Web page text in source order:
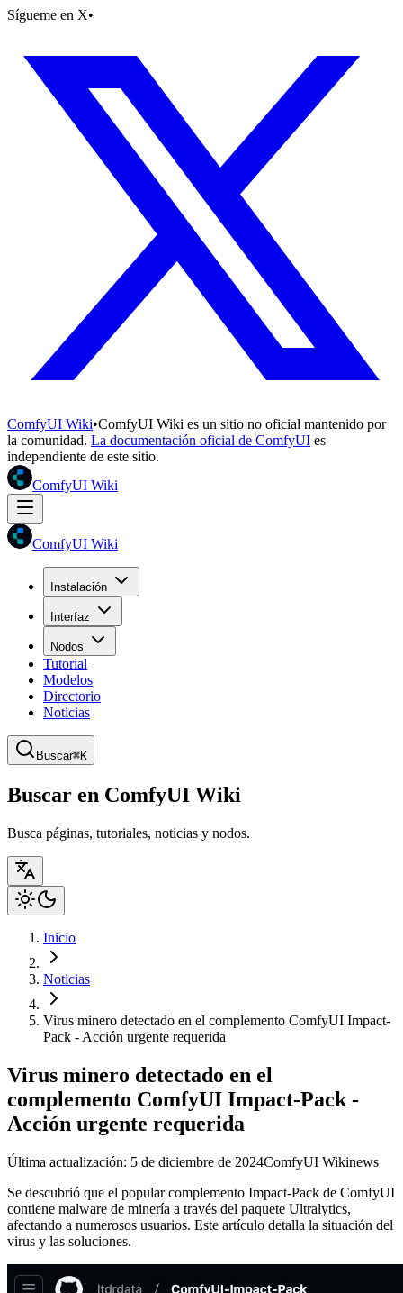
Sígueme en X•
ComfyUI Wiki•ComfyUI Wiki es un sitio no oficial mantenido por
la comunidad. La documentación oficial de ComfyUI es
independiente de este sitio.
ComfyUI Wiki
ComfyUI Wiki
Instalación
Interfaz
Nodos
Tutorial
Modelos
Directorio
Noticias
Buscar⌘K
Buscar en ComfyUI Wiki
Busca páginas, tutoriales, noticias y nodos.
Inicio
Noticias
Virus minero detectado en el complemento ComfyUI Impact-
Pack - Acción urgente requerida
Virus minero detectado en el
complemento ComfyUI Impact-Pack -
Acción urgente requerida
Última actualización: 5 de diciembre de 2024ComfyUI Wikinews
Se descubrió que el popular complemento Impact-Pack de ComfyUI
contiene malware de minería a través del paquete Ultralytics,
afectando a numerosos usuarios. Este artículo detalla la situación del
virus y las soluciones.